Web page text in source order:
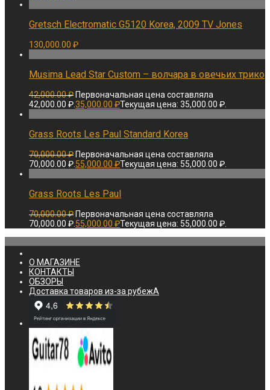
Gretsch Electromatic G5120 Korea, 2009 TV Jones
130,000.00 ₽
Musima Lead Star Custom – волчара в овечьих трико
42,000.00₽ Первоначальная цена составляла
42,000.00 ₽.35,000.00 ₽Текущая цена: 35,000.00 ₽.
Grass Roots Les Paul Standard Korea
70,000.00₽ Первоначальная цена составляла
70,000.00 ₽.55,000.00 ₽Текущая цена: 55,000.00 ₽.
Grass Roots Les Paul
70,000.00₽ Первоначальная цена составляла
70,000.00 ₽.55,000.00 ₽Текущая цена: 55,000.00 ₽.
О МАГАЗИНЕ
КОНТАКТЫ
ОБЗОРЫ
Доставка товаров из-за рубежА